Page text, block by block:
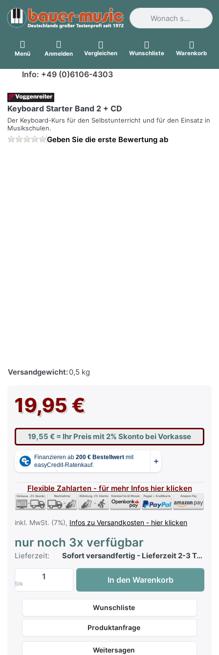
Geben Sie einen
Menü Anmelden Vergleichen Wunschliste Warenkorb
Info: +49 (0)6106-4303
Keyboard Starter Band 2 + CD
Der Keyboard-Kurs für den Selbstunterricht und für den Einsatz in
Musikschulen.
Geben Sie die erste Bewertung ab
Versandgewicht:0,5 kg
19,95 €
19,55 € = Ihr Preis mit 2% Skonto bei Vorkasse
Flexible Zahlarten - für mehr Infos hier klicken
inkl. MwSt. (7%), Infos zu Versandkosten - hier klicken
nur noch 3x verfügbar
Lieferzeit: Sofort versandfertig - Lieferzeit 2-3 Tage
Stk
Keyboard Starter Band 2 + CD zu 19,95
In den Warenkorb
Wunschliste
Produktanfrage
Weitersagen